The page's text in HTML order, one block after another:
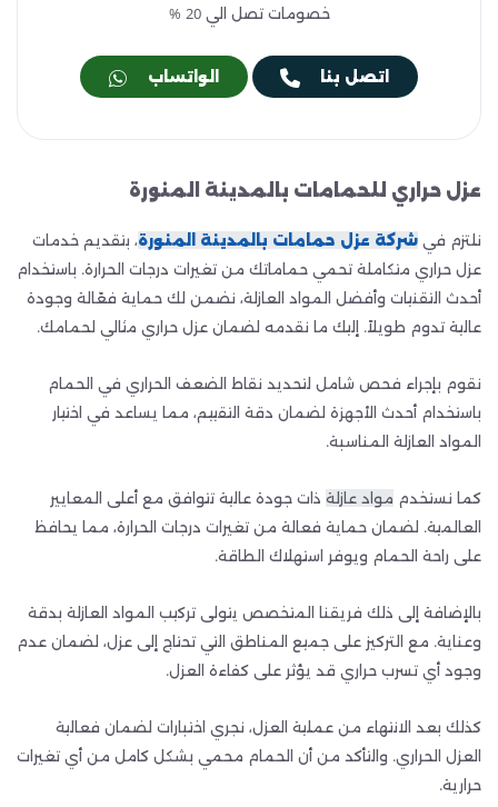
خصومات تصل الي 20 %
اتصل بنا الواتساب
عزل حراري للحمامات بالمدينة المنورة
نلتزم في شركة عزل حمامات بالمدينة المنورة، بتقديم خدمات
عزل حراري متكاملة تحمي حماماتك من تغيرات درجات الحرارة. باستخدام
أحدث التقنيات وأفضل المواد العازلة، نضمن لك حماية فعّالة وجودة
عالية تدوم طويلاً. إليك ما نقدمه لضمان عزل حراري مثالي لحمامك.
نقوم بإجراء فحص شامل لتحديد نقاط الضعف الحراري في الحمام
باستخدام أحدث الأجهزة لضمان دقة التقييم، مما يساعد في اختيار
المواد العازلة المناسبة.
كما نستخدم مواد عازلة ذات جودة عالية تتوافق مع أعلى المعايير
العالمية. لضمان حماية فعالة من تغيرات درجات الحرارة، مما يحافظ
على راحة الحمام ويوفر استهلاك الطاقة.
بالإضافة إلى ذلك فريقنا المتخصص يتولى تركيب المواد العازلة بدقة
وعناية. مع التركيز على جميع المناطق التي تحتاج إلى عزل، لضمان عدم
وجود أي تسرب حراري قد يؤثر على كفاءة العزل.
كذلك بعد الانتهاء من عملية العزل، نجري اختبارات لضمان فعالية
العزل الحراري. والتأكد من أن الحمام محمي بشكل كامل من أي تغيرات
حرارية.